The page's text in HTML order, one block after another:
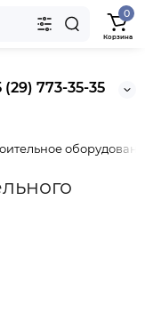
(29) 773-35-35
0
Корзина